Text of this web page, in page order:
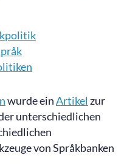
wurde einArtikel zur
unterschiedlichen
von Språkbanken